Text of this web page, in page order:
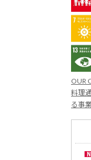
OUR
料理
る事